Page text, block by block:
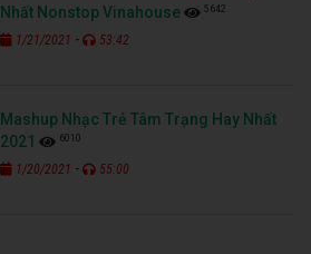
Nhất Nonstop Vinahouse
5642
1/21/2021 - 53:42
Mashup Nhạc Trẻ Tâm Trạng Hay Nhất
2021
6010
1/20/2021 - 55:00